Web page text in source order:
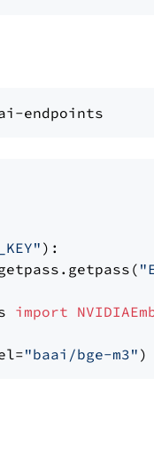
):
import
"baai/bge-m3"